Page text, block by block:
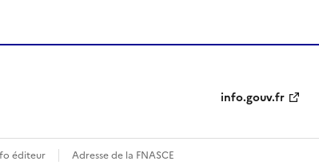
info.gouv.fr
éditeur Adresse de la FNASCE